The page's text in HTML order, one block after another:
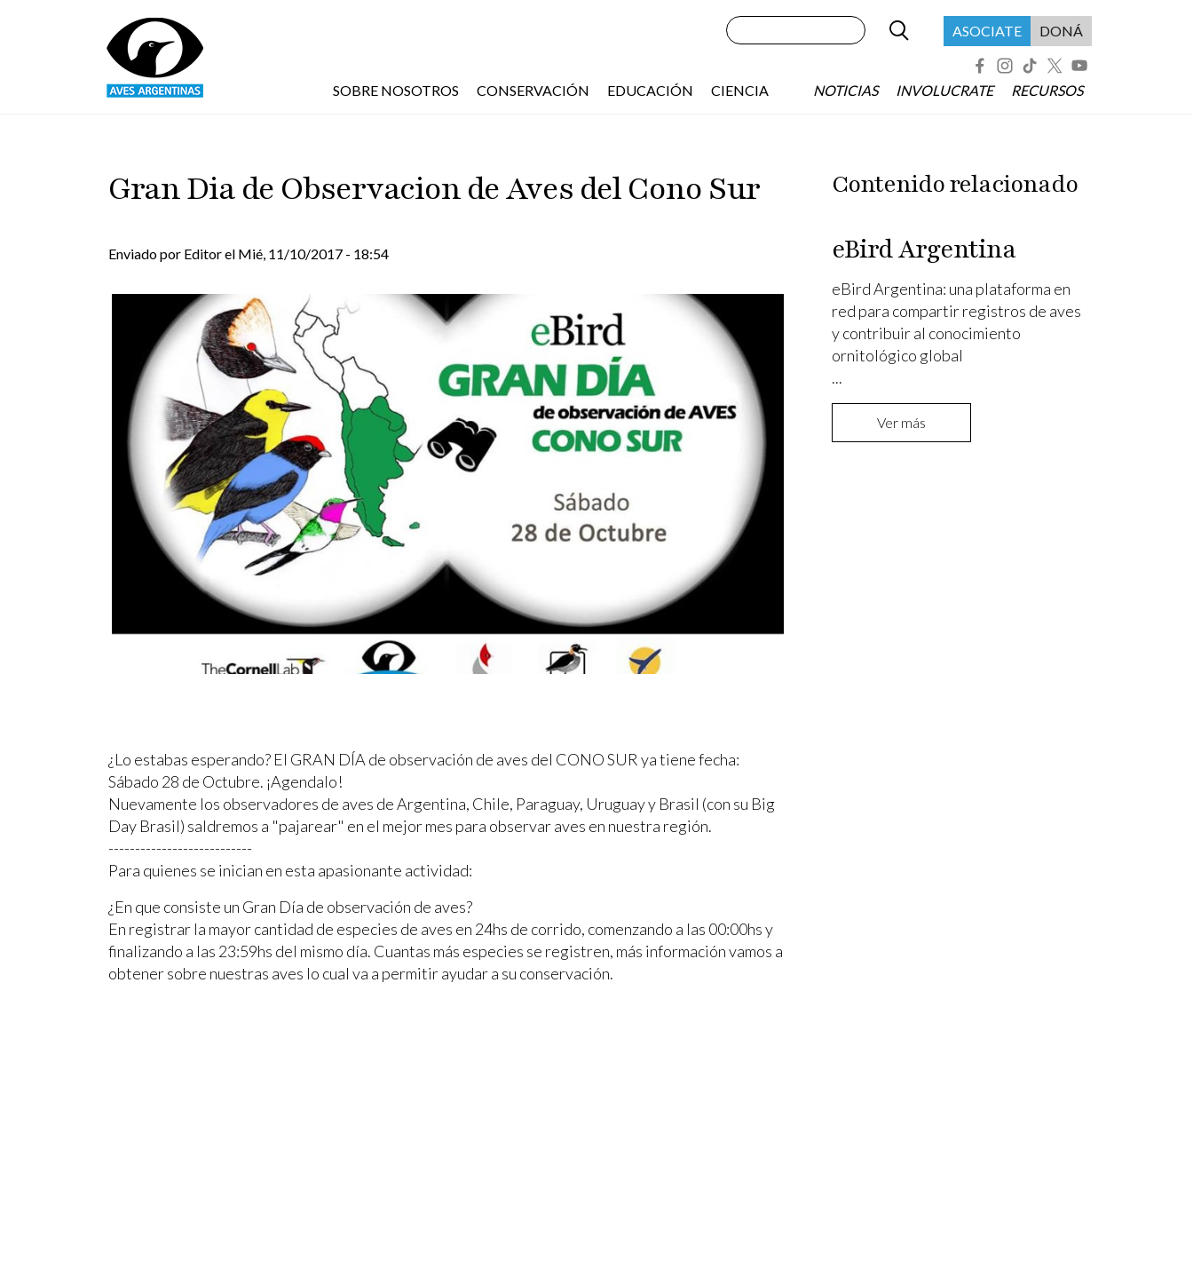
SOBRE NOSOTROS CONSERVACIÓN EDUCACIÓN CIENCIA NOTICIAS INVOLUCRATE RECURSOS
Buscar Menú header asociate
ASOCIATE DONÁ
Gran Dia de Observacion de Aves del Cono Sur
Enviado por Editorel Mié, 11/10/2017 - 18:54
¿Lo estabas esperando? El GRAN DÍA de observación de aves del CONO SUR ya tiene fecha:
Sábado 28 de Octubre. ¡Agendalo!
Nuevamente los observadores de aves de Argentina, Chile, Paraguay, Uruguay y Brasil (con su Big
Day Brasil) saldremos a "pajarear" en el mejor mes para observar aves en nuestra región.
---------------------------
Para quienes se inician en esta apasionante actividad:
¿En que consiste un Gran Día de observación de aves?
En registrar la mayor cantidad de especies de aves en 24hs de corrido, comenzando a las 00:00hs y
finalizando a las 23:59hs del mismo día. Cuantas más especies se registren, más información vamos a
obtener sobre nuestras aves lo cual va a permitir ayudar a su conservación.
Contenido relacionado
eBird Argentina
eBird Argentina: una plataforma en
red para compartir registros de aves
y contribuir al conocimiento
ornitológico global
...
Ver más